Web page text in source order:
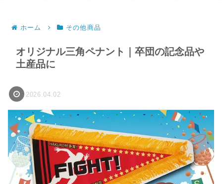
ホーム その他商品
オリジナル三角ペナント｜卒団の記念品や
土産品に
2026.04.02